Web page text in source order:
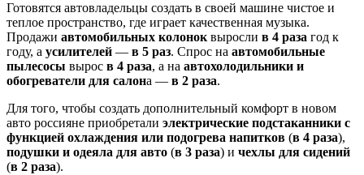
Готовятся автовладельцы создать в своей машине чистое и
теплое пространство, где играет качественная музыка.
Продажи автомобильных колоноквыросли в 4 раза год к
году, а усилителей — в 5 раз. Спрос на автомобильные
пылесосы вырос в 4 раза, а на автохолодильники и
обогреватели для салона — в 2 раза.
Для того, чтобы создать дополнительный комфорт в новом
авто россияне приобретали электрические подстаканники с
функцией охлаждения или подогрева напитков (в 4 раза),
подушки и одеяла для авто (в 3 раза) и чехлы для сидений
(в 2 раза).